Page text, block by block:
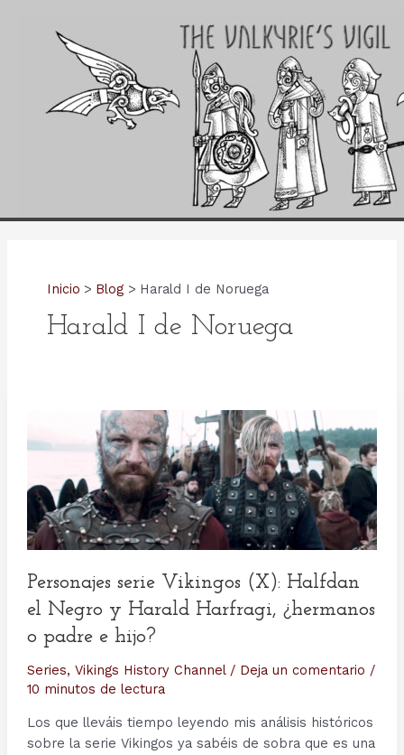
Inicio Blog Harald I de Noruega
Harald I de Noruega
Personajes serie Vikingos (X): Halfdan
el Negro y Harald Harfragi, ¿hermanos
o padre e hijo?
Series, Vikings History Channel/ Deja un comentario /
10 minutos de lectura
Los que lleváis tiempo leyendo mis análisis históricos
sobre la serie Vikingos ya sabéis de sobra que es una